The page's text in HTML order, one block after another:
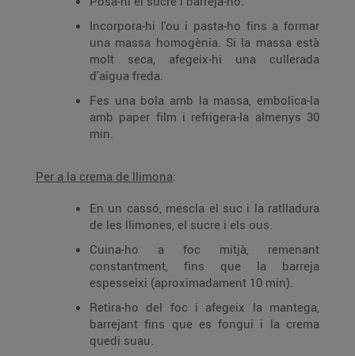
Incorpora-hi l'ou i pasta-ho fins a formar
una massa homogènia. Si la massa està
molt seca, afegeix-hi una cullerada
d'aigua freda.
Fes una bola amb la massa, embolica-la
amb paper film i refrigera-la almenys 30
min.
Per a la crema de llimona:
En un cassó, mescla el suc i la ratlladura
de les llimones, el sucre i els ous.
Cuina-ho a foc mitjà, remenant
constantment, fins que la barreja
espesseixi (aproximadament 10 min).
Retira-ho del foc i afegeix la mantega,
barrejant fins que es fongui i la crema
quedi suau.